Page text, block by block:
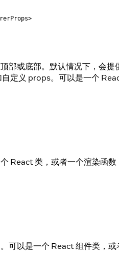
部或底部。默认情况下，会提
自定义 props。可以是一个
React 类，或者一个渲染函
可以是一个 React 组件类，